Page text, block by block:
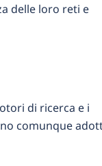
delle loro reti e
di ricerca e i
comunque